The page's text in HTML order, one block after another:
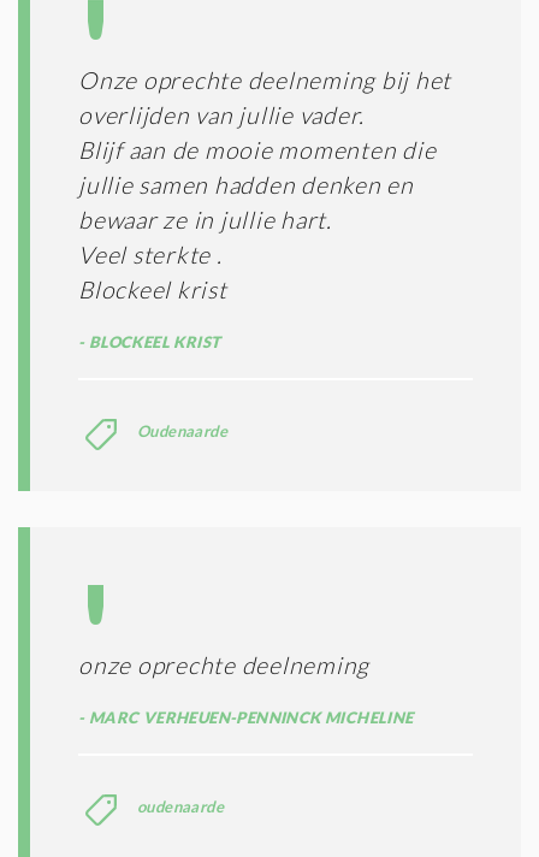
Onze oprechte deelneming bij het
overlijden van jullie vader.
Blijf aan de mooie momenten die
jullie samen hadden denken en
bewaar ze in jullie hart.
Veel sterkte .
Blockeel krist
BLOCKEEL KRIST
Oudenaarde
onze oprechte deelneming
MARC VERHEUEN-PENNINCK MICHELINE
oudenaarde